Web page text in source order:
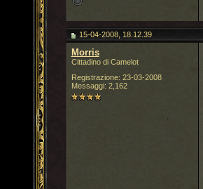
15-04-2008, 18.12.39
Morris
Cittadino di Camelot
Registrazione: 23-03-2008
Messaggi: 2,162